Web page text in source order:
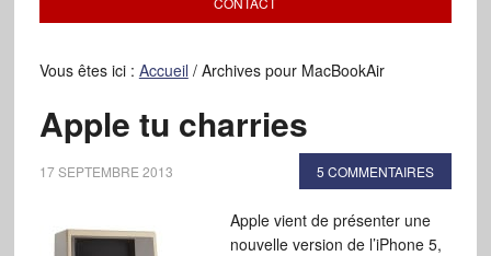
Vous êtes ici : Accueil /Archives pour MacBookAir
Apple tu charries
17 SEPTEMBRE 2013 5 COMMENTAIRES
Apple vient de présenter une
nouvelle version de l’iPhone 5,